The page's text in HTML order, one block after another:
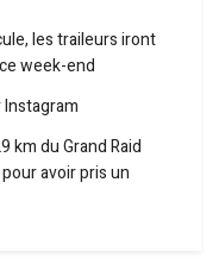
les traileurs iront
week-end
km du Grand Raid
avoir pris un